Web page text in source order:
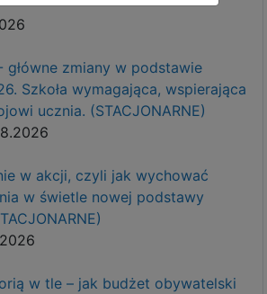
główne zmiany w podstawie
Szkoła wymagająca, wspierająca
ucznia. (STACJONARNE)
w akcji, czyli jak wychować
w świetle nowej podstawy
w tle – jak budżet obywatelski